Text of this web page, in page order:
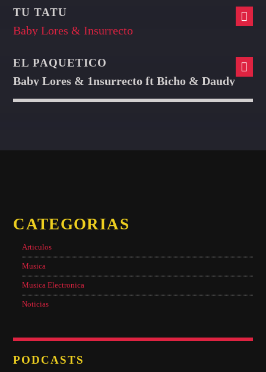
TU TATU
Baby Lores & Insurrecto
EL PAQUETICO
Baby Lores & 1nsurrecto ft Bicho & Daudy
CATEGORIAS
Articulos
Musica
Musica Electronica
Noticias
PODCASTS